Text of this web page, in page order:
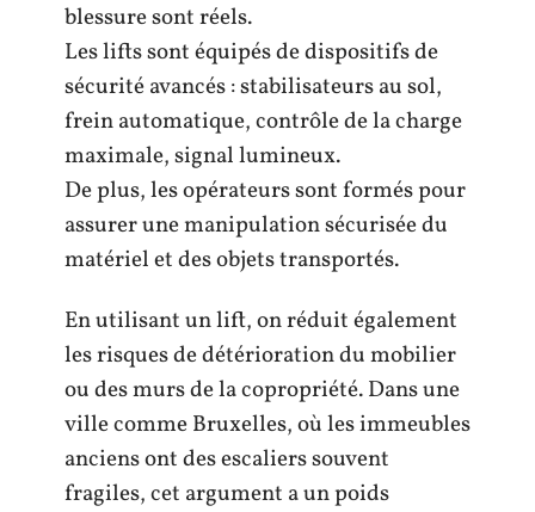
blessure sont réels.
Les lifts sont équipés de dispositifs de
sécurité avancés : stabilisateurs au sol,
frein automatique, contrôle de la charge
maximale, signal lumineux.
De plus, les opérateurs sont formés pour
assurer une manipulation sécurisée du
matériel et des objets transportés.
En utilisant un lift, on réduit également
les risques de détérioration du mobilier
ou des murs de la copropriété. Dans une
ville comme Bruxelles, où les immeubles
anciens ont des escaliers souvent
fragiles, cet argument a un poids